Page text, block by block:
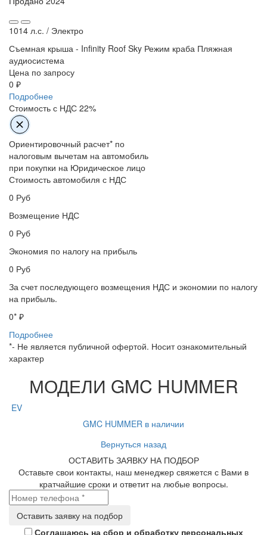
1014 л.с. / Электро
Съемная крыша - Infinity Roof Sky Режим краба Пляжная
аудиосистема
Цена по запросу
0 ₽
Подробнее
Стоимость с НДС 22%
Ориентировочный расчет* по
налоговым вычетам на автомобиль
при покупки на Юридическое лицо
Стоимость автомобиля с НДС
0 Руб
Возмещение НДС
0 Руб
Экономия по налогу на прибыль
0 Руб
За счет последующего возмещения НДС и экономии по налогу
на прибыль.
0* ₽
Подробнее
*- Не является публичной офертой. Носит ознакомительный
характер
МОДЕЛИ GMC HUMMER
EV
GMC HUMMER в наличии
Вернуться назад
ОСТАВИТЬ ЗАЯВКУ НА ПОДБОР
Оставьте свои контакты, наш менеджер свяжется с Вами в
кратчайшие сроки и ответит на любые вопросы.
Соглашаюсь на сбор и обработку персональных